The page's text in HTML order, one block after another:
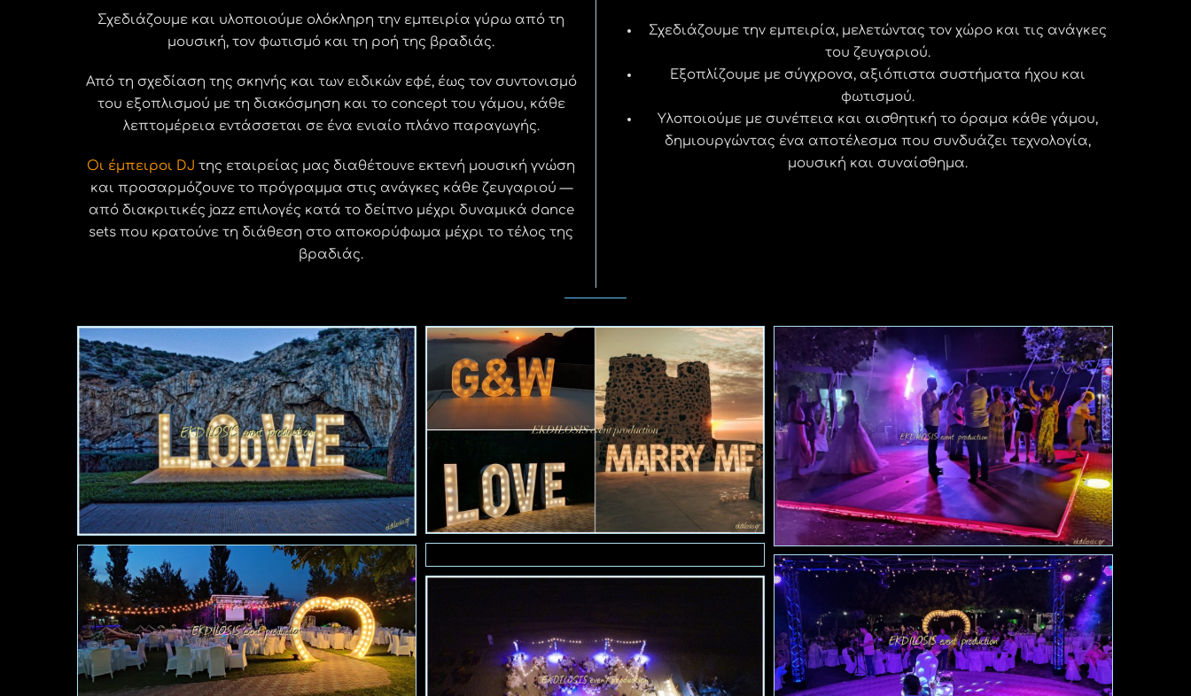
Σχεδιάζουμε και υλοποιούμε ολόκληρη την εμπειρία γύρω από τη
μουσική, τον φωτισμό και τη ροή της βραδιάς.
Από τη σχεδίαση της σκηνής και των ειδικών εφέ, έως τον συντονισμό
του εξοπλισμού με τη διακόσμηση και το concept του γάμου, κάθε
λεπτομέρεια εντάσσεται σε ένα ενιαίο πλάνο παραγωγής.
Οι έμπειροι DJ της εταιρείας μας διαθέτουνε εκτενή μουσική γνώση
και προσαρμόζουνε το πρόγραμμα στις ανάγκες κάθε ζευγαριού —
από διακριτικές jazz επιλογές κατά το δείπνο μέχρι δυναμικά dance
sets που κρατούνε τη διάθεση στο αποκορύφωμα μέχρι το τέλος της
βραδιάς.
Σχεδιάζουμε την εμπειρία, μελετώντας τον χώρο και τις ανάγκες
του ζευγαριού.
Εξοπλίζουμε με σύγχρονα, αξιόπιστα συστήματα ήχου και
φωτισμού.
Υλοποιούμε με συνέπεια και αισθητική το όραμα κάθε γάμου,
δημιουργώντας ένα αποτέλεσμα που συνδυάζει τεχνολογία,
μουσική και συναίσθημα.